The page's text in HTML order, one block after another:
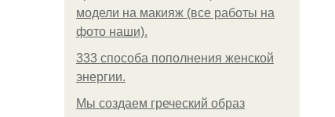
модели на макияж (все работы на
фото наши).
333 способа пополнения женской
энергии.
Мы создаем греческий образ